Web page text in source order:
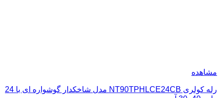
مشاهده
رله کولری NT90TPHLCE24CB مدل شاخکدار گوشواره ای با 24